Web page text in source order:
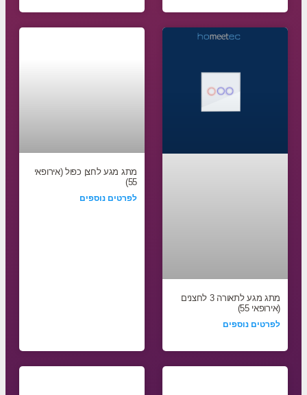
מתג מגע לתאורה 3 לחצנים
(אירופאי 55)
לפרטים נוספים
מתג מגע לחצן כפול (אירופאי
55)
לפרטים נוספים